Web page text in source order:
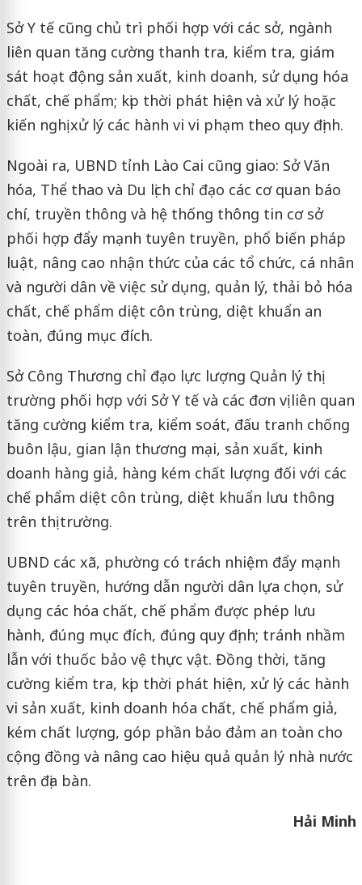
Sở Y tế cũng chủ trì phối hợp với các sở, ngành
liên quan tăng cường thanh tra, kiểm tra, giám
sát hoạt động sản xuất, kinh doanh, sử dụng hóa
chất, chế phẩm; kịp thời phát hiện và xử lý hoặc
kiến nghị xử lý các hành vi vi phạm theo quy định.
Ngoài ra, UBND tỉnh Lào Cai cũng giao: Sở Văn
hóa, Thể thao và Du lịch chỉ đạo các cơ quan báo
chí, truyền thông và hệ thống thông tin cơ sở
phối hợp đẩy mạnh tuyên truyền, phổ biến pháp
luật, nâng cao nhận thức của các tổ chức, cá nhân
và người dân về việc sử dụng, quản lý, thải bỏ hóa
chất, chế phẩm diệt côn trùng, diệt khuẩn an
toàn, đúng mục đích.
Sở Công Thương chỉ đạo lực lượng Quản lý thị
trường phối hợp với Sở Y tế và các đơn vị liên quan
tăng cường kiểm tra, kiểm soát, đấu tranh chống
buôn lậu, gian lận thương mại, sản xuất, kinh
doanh hàng giả, hàng kém chất lượng đối với các
chế phẩm diệt côn trùng, diệt khuẩn lưu thông
trên thị trường.
UBND các xã, phường có trách nhiệm đẩy mạnh
tuyên truyền, hướng dẫn người dân lựa chọn, sử
dụng các hóa chất, chế phẩm được phép lưu
hành, đúng mục đích, đúng quy định; tránh nhầm
lẫn với thuốc bảo vệ thực vật. Đồng thời, tăng
cường kiểm tra, kịp thời phát hiện, xử lý các hành
vi sản xuất, kinh doanh hóa chất, chế phẩm giả,
kém chất lượng, góp phần bảo đảm an toàn cho
cộng đồng và nâng cao hiệu quả quản lý nhà nước
trên địa bàn.
Hải Minh